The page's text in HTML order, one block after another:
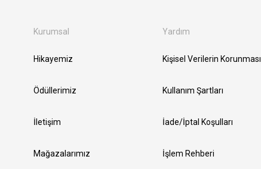
Kurumsal
Hikayemiz
Ödüllerimiz
İletişim
Mağazalarımız
Yardım
Kişisel Verilerin Korunması
Kullanım Şartları
İade/İptal Koşulları
İşlem Rehberi